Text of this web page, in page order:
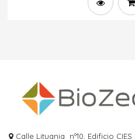
Calle Lituania nº10, Edificio CIES